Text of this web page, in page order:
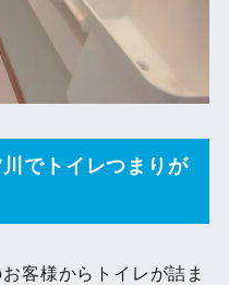
でトイレつまりが
客様からトイレが詰ま